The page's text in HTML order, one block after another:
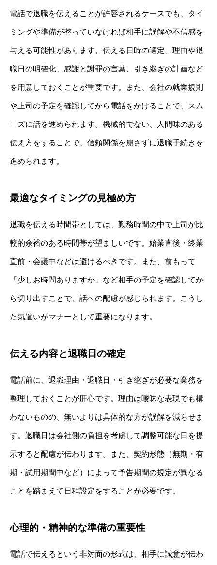
電話で退職を伝えることが許容されるケースでも、タイ
ミングや準備が整っていなければ相手に誤解や不信感を
与える可能性があります。伝える日時の選定、理由や退
職日の明確化、感謝と謝罪の言葉、引き継ぎの計画など
を用意しておくことが重要です。また、会社の就業規則
や上司の予定を確認してから電話をかけることで、スム
ーズに話を進められます。機械的でない、人間味のある
伝え方をすることで、信頼関係を崩さずに退職手続きを
進められます。
最適なタイミングの見極め方
退職を伝える時間帯としては、勤務時間の中で上司が比
較的余裕のある時間帯が望ましいです。始業直後・終業
直前・会議中などは避けるべきです。また、前もって
「少しお時間ありますか」など相手の予定を確認してか
ら切り出すことで、話への配慮が感じられます。こうし
た気遣いがマナーとして重要になります。
伝える内容と退職日の確定
電話前に、退職理由・退職日・引き継ぎが必要な業務を
整理しておくことが肝心です。理由は曖昧な表現でも構
わないものの、無いよりは具体的な方が誤解を減らせま
す。退職日は会社側の負担を考慮して調整可能な日を提
示すると配慮が伝わります。また、契約形態（無期・有
期・試用期間中など）によって予告期間の規定が異なる
ことを踏まえて日程設定をすることが必要です。
心理的・精神的な準備の重要性
電話で伝えるという非対面の形式は、相手に誠意が伝わ